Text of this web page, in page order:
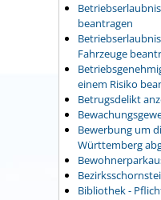
beantragen
Fahrzeuge
einem Risiko
Betrugsdelikt
Bewerbung um
Württemberg
Bibliothek -